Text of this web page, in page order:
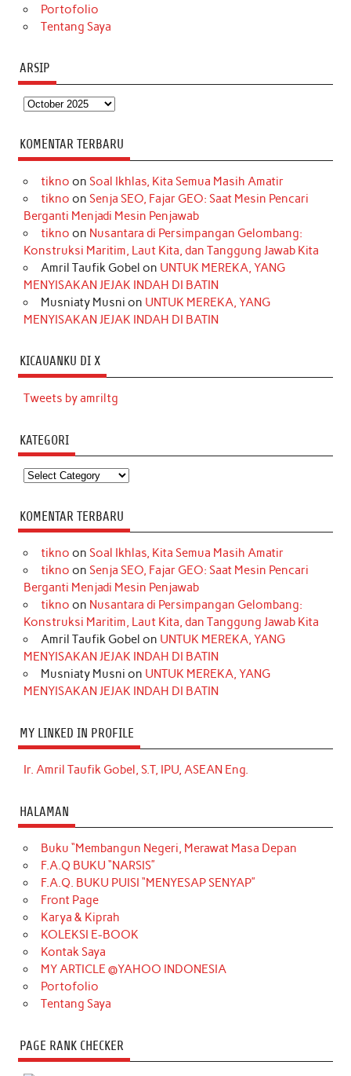
Portofolio
Tentang Saya
ARSIP
Arsip
KOMENTAR TERBARU
tikno on Soal Ikhlas, Kita Semua Masih Amatir
tikno on Senja SEO, Fajar GEO: Saat Mesin Pencari
Berganti Menjadi Mesin Penjawab
tikno on Nusantara di Persimpangan Gelombang:
Konstruksi Maritim, Laut Kita, dan Tanggung Jawab Kita
Amril Taufik Gobel on UNTUK MEREKA, YANG
MENYISAKAN JEJAK INDAH DI BATIN
Musniaty Musni on UNTUK MEREKA, YANG
MENYISAKAN JEJAK INDAH DI BATIN
KICAUANKU DI X
Tweets by amriltg
KATEGORI
Kategori
KOMENTAR TERBARU
tikno on Soal Ikhlas, Kita Semua Masih Amatir
tikno on Senja SEO, Fajar GEO: Saat Mesin Pencari
Berganti Menjadi Mesin Penjawab
tikno on Nusantara di Persimpangan Gelombang:
Konstruksi Maritim, Laut Kita, dan Tanggung Jawab Kita
Amril Taufik Gobel on UNTUK MEREKA, YANG
MENYISAKAN JEJAK INDAH DI BATIN
Musniaty Musni on UNTUK MEREKA, YANG
MENYISAKAN JEJAK INDAH DI BATIN
MY LINKED IN PROFILE
Ir. Amril Taufik Gobel, S.T, IPU, ASEAN Eng.
HALAMAN
Buku “Membangun Negeri, Merawat Masa Depan
F.A.Q BUKU “NARSIS”
F.A.Q. BUKU PUISI “MENYESAP SENYAP”
Front Page
Karya & Kiprah
KOLEKSI E-BOOK
Kontak Saya
MY ARTICLE @YAHOO INDONESIA
Portofolio
Tentang Saya
PAGE RANK CHECKER